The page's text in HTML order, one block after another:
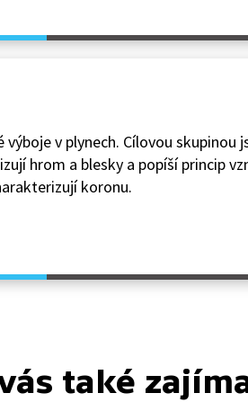
v plynech. Cílovou skupinou
hrom a blesky a popíší princip
koronu.
také